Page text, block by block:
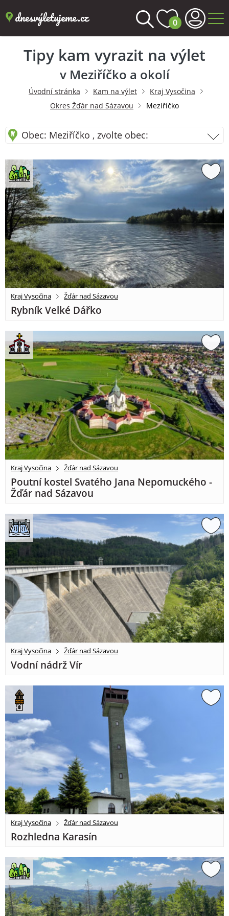
0
Tipy kam vyrazit na výlet
v Meziříčko a okolí
Úvodní stránka Kam na výlet
Kraj Vysočina
Okres Žďár nad Sázavou
Meziříčko
Obec: Meziříčko , zvolte obec:
Kraj Vysočina Žďár nad Sázavou
Rybník Velké Dářko
Kraj Vysočina Žďár nad Sázavou
Poutní kostel Svatého Jana Nepomuckého -
Žďár nad Sázavou
Kraj Vysočina Žďár nad Sázavou
Vodní nádrž Vír
Kraj Vysočina Žďár nad Sázavou
Rozhledna Karasín